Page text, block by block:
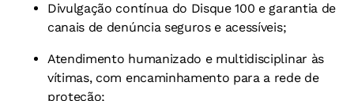
Divulgação contínua do Disque 100 e garantia de
canais de denúncia seguros e acessíveis;
Atendimento humanizado e multidisciplinar às
vítimas, com encaminhamento para a rede de
proteção;